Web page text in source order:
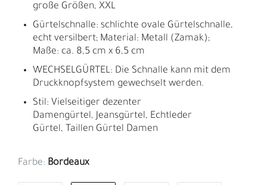
große Größen, XXL
Gürtelschnalle: schlichte ovale Gürtelschnalle,
echt versilbert; Material: Metall (Zamak);
Maße: ca. 8,5 cm x 6,5 cm
WECHSELGÜRTEL: Die Schnalle kann mit dem
Druckknopfsystem gewechselt werden.
Stil: Vielseitiger dezenter
Damengürtel, Jeansgürtel, Echtleder
Gürtel, Taillen Gürtel Damen
Farbe: Bordeaux